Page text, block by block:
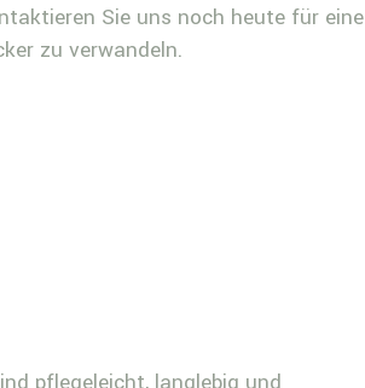
Sie uns noch heute für eine
zu verwandeln.